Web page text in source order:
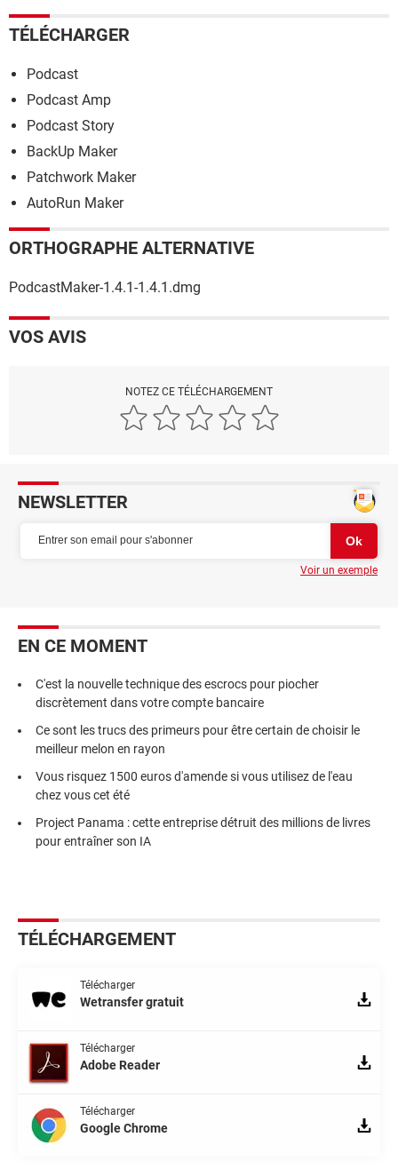
TÉLÉCHARGER
Podcast
Podcast Amp
Podcast Story
BackUp Maker
Patchwork Maker
AutoRun Maker
ORTHOGRAPHE ALTERNATIVE
PodcastMaker-1.4.1-1.4.1.dmg
VOS AVIS
NOTEZ CE TÉLÉCHARGEMENT
NEWSLETTER
Voir un exemple
EN CE MOMENT
C'est la nouvelle technique des escrocs pour piocher
discrètement dans votre compte bancaire
Ce sont les trucs des primeurs pour être certain de choisir le
meilleur melon en rayon
Vous risquez 1500 euros d'amende si vous utilisez de l'eau
chez vous cet été
Project Panama : cette entreprise détruit des millions de livres
pour entraîner son IA
TÉLÉCHARGEMENT
Télécharger
Wetransfer gratuit
Télécharger
Adobe Reader
Télécharger
Google Chrome